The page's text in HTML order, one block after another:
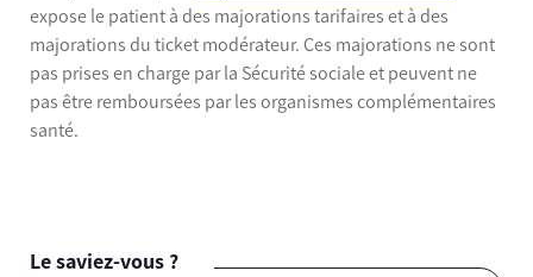
expose le patient à des majorations tarifaires et à des
majorations du ticket modérateur. Ces majorations ne sont
pas prises en charge par la Sécurité sociale et peuvent ne
pas être remboursées par les organismes complémentaires
santé.
Le saviez-vous ?